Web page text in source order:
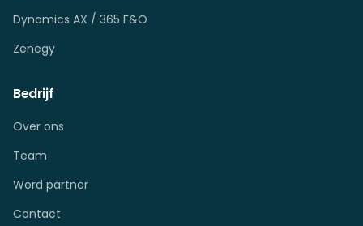
Dynamics AX / 365 F&O
Zenegy
Bedrijf
Over ons
Team
Word partner
Contact